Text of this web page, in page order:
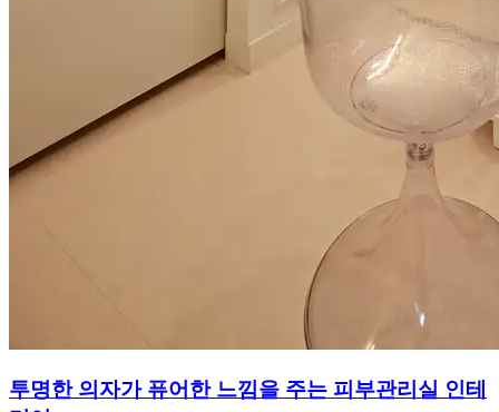
투명한 의자가 퓨어한 느낌을 주는 피부관리실 인테